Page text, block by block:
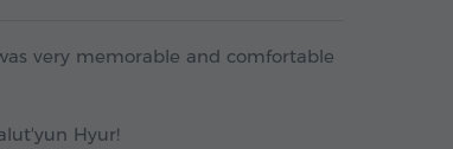
very memorable and comfortable
Hyur!